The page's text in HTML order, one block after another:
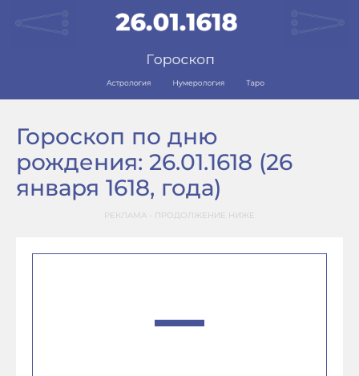
Гороскоп по дню
рождения: 26.01.1618 (26
января 1618, года)
РЕКЛАМА - ПРОДОЛЖЕНИЕ НИЖЕ
–